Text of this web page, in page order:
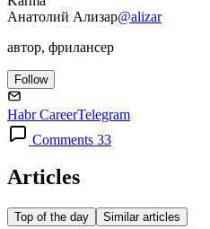
Анатолий Ализар@alizar
автор, фрилансер
Follow
Habr CareerTelegram
Comments 33
Articles
Top of the day Similar articles